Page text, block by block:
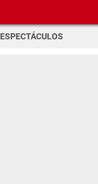
ESPECTÁCULOS